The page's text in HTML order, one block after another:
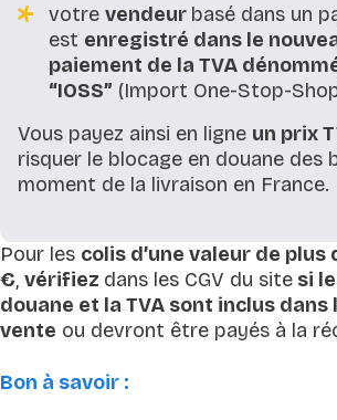
votre vendeur basé dans un
est enregistré dans le
paiement de la TVA
“IOSS” (Import One-Stop-
Vous payez ainsi en ligne un prix
risquer le blocage en douane des
moment de la livraison en France.
Pour les colis d’une valeur de plus
€, vérifiez dans les CGV du site si
douane et la TVA sont inclus dans
vente ou devront être payés à la
Bon à savoir :